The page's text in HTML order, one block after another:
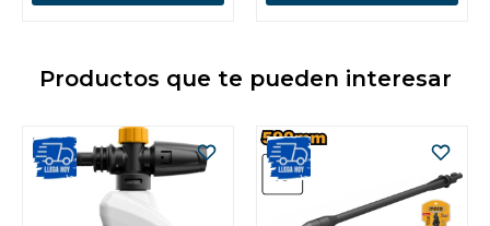
Productos que te pueden interesar